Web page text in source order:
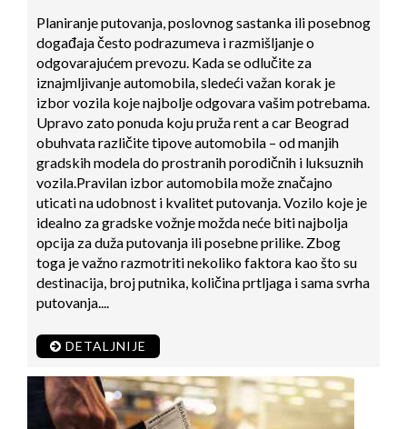
Planiranje putovanja, poslovnog sastanka ili posebnog
događaja često podrazumeva i razmišljanje o
odgovarajućem prevozu. Kada se odlučite za
iznajmljivanje automobila, sledeći važan korak je
izbor vozila koje najbolje odgovara vašim potrebama.
Upravo zato ponuda koju pruža rent a car Beograd
obuhvata različite tipove automobila – od manjih
gradskih modela do prostranih porodičnih i luksuznih
vozila.Pravilan izbor automobila može značajno
uticati na udobnost i kvalitet putovanja. Vozilo koje je
idealno za gradske vožnje možda neće biti najbolja
opcija za duža putovanja ili posebne prilike. Zbog
toga je važno razmotriti nekoliko faktora kao što su
destinacija, broj putnika, količina prtljaga i sama svrha
putovanja....
DETALJNIJE